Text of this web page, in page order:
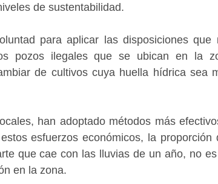
de sustentabilidad.
para aplicar las disposiciones que
pozos ilegales que se ubican en la
de cultivos cuya huella hídrica sea
han adoptado métodos más
esfuerzos económicos, la proporción
que cae con las lluvias de un año, no
en la zona.